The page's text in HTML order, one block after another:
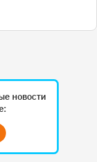
новости